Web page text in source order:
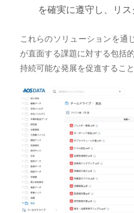
を確実に遵守し、リス
これらのソリューションを通
が直面する課題に対する包括
持続可能な発展を促進するこ